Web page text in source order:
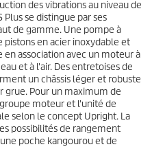
des vibrations au niveau de
Plus se distingue par ses
de gamme. Une pompe à
en acier inoxydable et
association avec un moteur à
et à l'air. Des entretoises de
un châssis léger et robuste
grue. Pour un maximum de
moteur et l'unité de
selon le concept Upright. La
possibilités de rangement
poche kangourou et de